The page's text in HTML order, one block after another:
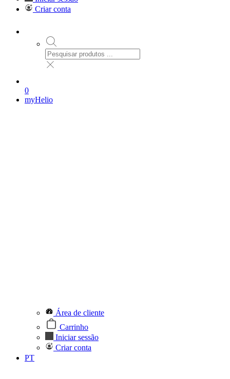
Criar conta
0
myHelio
Área de cliente
Carrinho
Iniciar sessão
Criar conta
PT